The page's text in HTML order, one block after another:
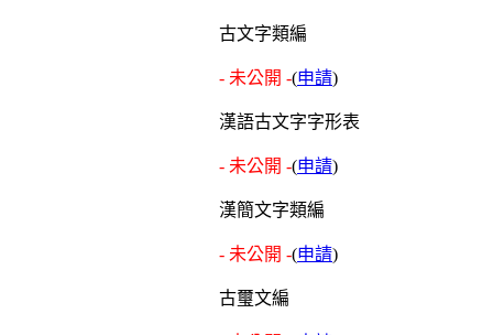
古文字類編
- 未公開 -(申請)
漢語古文字字形表
- 未公開 -(申請)
漢簡文字類編
- 未公開 -(申請)
古璽文編